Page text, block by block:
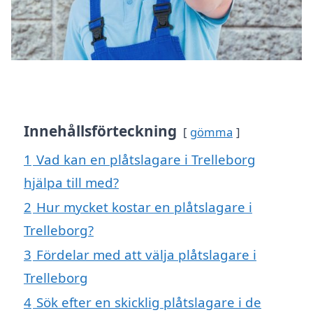
Innehållsförteckning gömma
1 Vad kan en plåtslagare i Trelleborg
hjälpa till med?
2 Hur mycket kostar en plåtslagare i
Trelleborg?
3 Fördelar med att välja plåtslagare i
Trelleborg
4 Sök efter en skicklig plåtslagare i de